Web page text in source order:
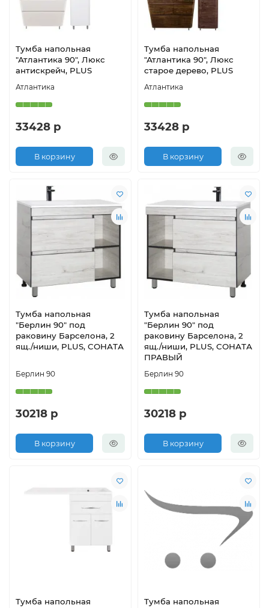
Тумба напольная
"Атлантика 90", Люкс
антискрейч, PLUS
Атлантика
33428 р
В корзину
Тумба напольная
"Атлантика 90", Люкс
старое дерево, PLUS
Атлантика
33428 р
В корзину
Тумба напольная
"Берлин 90" под
раковину Барселона, 2
ящ./ниши, PLUS, СОНАТА
Берлин 90
30218 р
В корзину
Тумба напольная
"Берлин 90" под
раковину Барселона, 2
ящ./ниши, PLUS, СОНАТА
ПРАВЫЙ
Берлин 90
30218 р
В корзину
Тумба напольная
Тумба напольная